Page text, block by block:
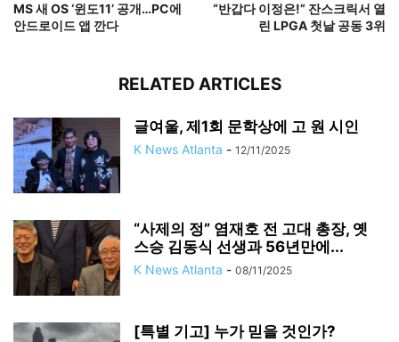
MS 새 OS ‘윈도11’ 공개…PC에
안드로이드 앱 깐다
“반갑다 이정은!” 잔스크릭서 열
린 LPGA 첫날 공동 3위
RELATED ARTICLES
글여울, 제1회 문학상에 고 원 시인
K News Atlanta - 12/11/2025
“사제의 정” 염재호 전 고대 총장, 옛
스승 김동식 선생과 56년만에...
K News Atlanta - 08/11/2025
[특별 기고] 누가 믿을 것인가?